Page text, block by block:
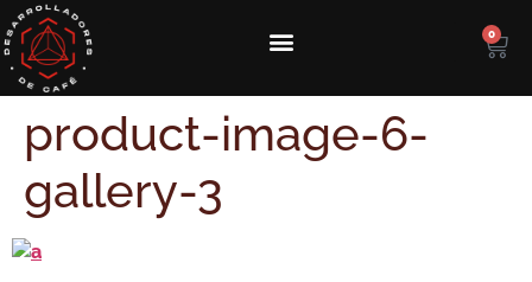
0
product-image-6-
gallery-3